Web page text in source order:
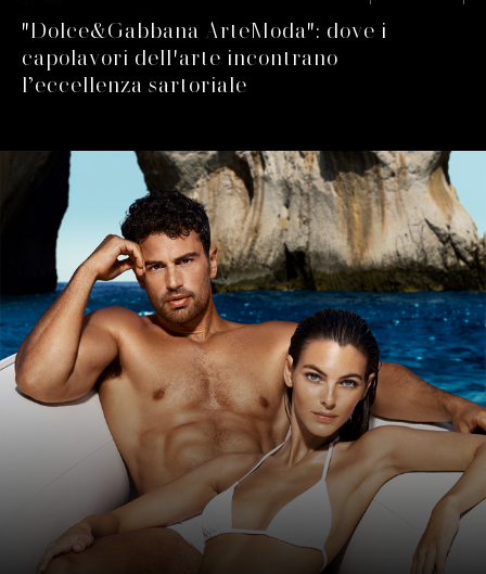
"Dolce&Gabbana ArteModa": dove i
capolavori dell'arte incontrano
l’eccellenza sartoriale